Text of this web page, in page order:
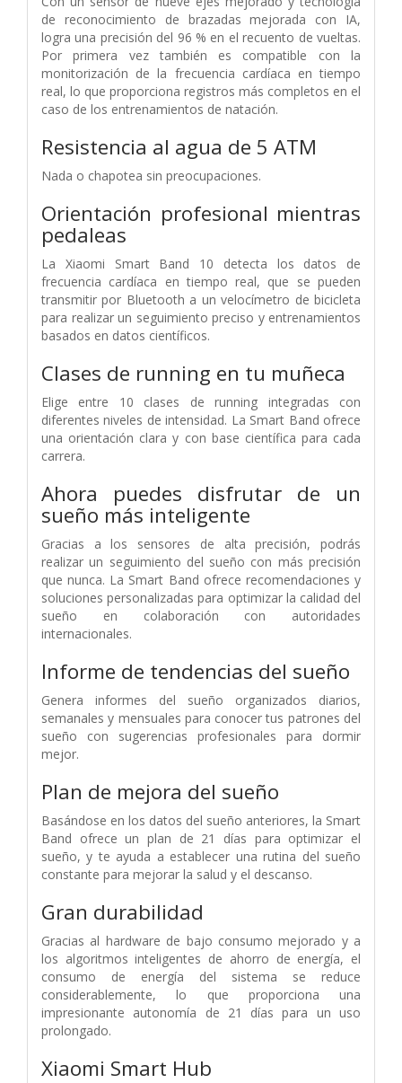
de reconocimiento de brazadas mejorada con IA,
logra una precisión del 96 % en el recuento de vueltas.
Por primera vez también es compatible con la
monitorización de la frecuencia cardíaca en tiempo
real, lo que proporciona registros más completos en el
caso de los entrenamientos de natación.
Resistencia al agua de 5 ATM
Nada o chapotea sin preocupaciones.
Orientación profesional mientras
pedaleas
La Xiaomi Smart Band 10 detecta los datos de
frecuencia cardíaca en tiempo real, que se pueden
transmitir por Bluetooth a un velocímetro de bicicleta
para realizar un seguimiento preciso y entrenamientos
basados en datos científicos.
Clases de running en tu muñeca
Elige entre 10 clases de running integradas con
diferentes niveles de intensidad. La Smart Band ofrece
una orientación clara y con base científica para cada
carrera.
Ahora puedes disfrutar de un
sueño más inteligente
Gracias a los sensores de alta precisión, podrás
realizar un seguimiento del sueño con más precisión
que nunca. La Smart Band ofrece recomendaciones y
soluciones personalizadas para optimizar la calidad del
sueño en colaboración con autoridades
internacionales.
Informe de tendencias del sueño
Genera informes del sueño organizados diarios,
semanales y mensuales para conocer tus patrones del
sueño con sugerencias profesionales para dormir
mejor.
Plan de mejora del sueño
Basándose en los datos del sueño anteriores, la Smart
Band ofrece un plan de 21 días para optimizar el
sueño, y te ayuda a establecer una rutina del sueño
constante para mejorar la salud y el descanso.
Gran durabilidad
Gracias al hardware de bajo consumo mejorado y a
los algoritmos inteligentes de ahorro de energía, el
consumo de energía del sistema se reduce
considerablemente, lo que proporciona una
impresionante autonomía de 21 días para un uso
prolongado.
Xiaomi Smart Hub